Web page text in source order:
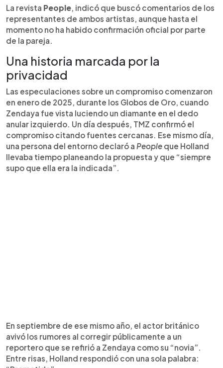
Zendaya fue vista con un anillo de diamantes. La
historia de amor comenzó en el set de Spider-
Man y se hizo pública en 2021.
La revista People, indicó que buscó comentarios de los
representantes de ambos artistas, aunque hasta el
momento no ha habido confirmación oficial por parte
de la pareja.
Una historia marcada por la
privacidad
Las especulaciones sobre un compromiso comenzaron
en enero de 2025, durante los Globos de Oro, cuando
Zendaya fue vista luciendo un diamante en el dedo
anular izquierdo. Un día después, TMZ confirmó el
compromiso citando fuentes cercanas. Ese mismo día,
una persona del entorno declaró a People que Holland
llevaba tiempo planeando la propuesta y que “siempre
supo que ella era la indicada”.
En septiembre de ese mismo año, el actor británico
avivó los rumores al corregir públicamente a un
reportero que se refirió a Zendaya como su “novia”.
Entre risas, Holland respondió con una sola palabra: